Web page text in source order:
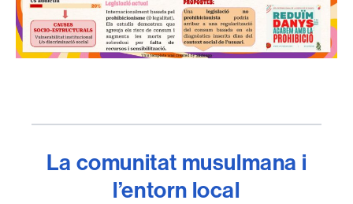
La comunitat musulmana i
l’entorn local